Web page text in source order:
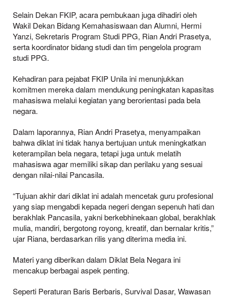
Selain Dekan FKIP, acara pembukaan juga dihadiri oleh
Wakil Dekan Bidang Kemahasiswaan dan Alumni, Hermi
Yanzi, Sekretaris Program Studi PPG, Rian Andri Prasetya,
serta koordinator bidang studi dan tim pengelola program
studi PPG.
Kehadiran para pejabat FKIP Unila ini menunjukkan
komitmen mereka dalam mendukung peningkatan kapasitas
mahasiswa melalui kegiatan yang berorientasi pada bela
negara.
Dalam laporannya, Rian Andri Prasetya, menyampaikan
bahwa diklat ini tidak hanya bertujuan untuk meningkatkan
keterampilan bela negara, tetapi juga untuk melatih
mahasiswa agar memiliki sikap dan perilaku yang sesuai
dengan nilai-nilai Pancasila.
“Tujuan akhir dari diklat ini adalah mencetak guru profesional
yang siap mengabdi kepada negeri dengan sepenuh hati dan
berakhlak Pancasila, yakni berkebhinekaan global, berakhlak
mulia, mandiri, bergotong royong, kreatif, dan bernalar kritis,”
ujar Riana, berdasarkan rilis yang diterima media ini.
Materi yang diberikan dalam Diklat Bela Negara ini
mencakup berbagai aspek penting.
Seperti Peraturan Baris Berbaris, Survival Dasar, Wawasan